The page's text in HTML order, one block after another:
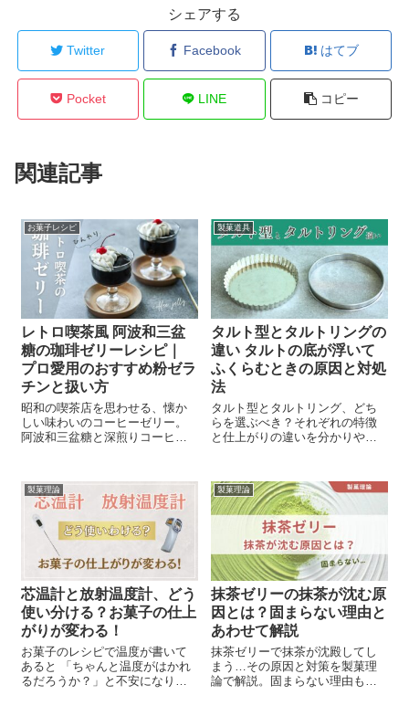
シェアする
Twitter Facebook はてブ
Pocket LINE コピー
関連記事
お菓子レシピ
レトロ喫茶風 阿波和三盆
糖の珈琲ゼリーレシピ｜
プロ愛用のおすすめ粉ゼラ
チンと扱い方
昭和の喫茶店を思わせる、懐か
しい味わいのコーヒーゼリー。
阿波和三盆糖と深煎りコーヒー
「ゼラチン21」の使い方も、実
例とともに解説します。
製菓道具
タルト型とタルトリングの
違い タルトの底が浮いて
ふくらむときの原因と対処
法
タルト型とタルトリング、どち
らを選ぶべき？それぞれの特徴
と仕上がりの違いを分かりやす
う原因と対処法もご紹介！失敗
しないタルト作りのコツをチェ
ックしてみてください。
製菓理論
芯温計と放射温度計、どう
使い分ける？お菓子の仕上
がりが変わる！
お菓子のレシピで温度が書いて
あると 「ちゃんと温度がはかれ
るだろうか？」と不安になり、
製菓理論
抹茶ゼリーの抹茶が沈む原
因とは？固まらない理由と
あわせて解説
抹茶ゼリーで抹茶が沈殿してし
まう…その原因と対策を製菓理
論で解説。固まらない理由もお